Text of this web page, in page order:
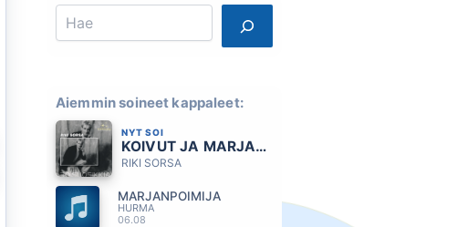
Search
Aiemmin soineet kappaleet:
NYT SOI
KOIVUT JA MARJAPENSAAT
RIKI SORSA
MARJANPOIMIJA
HURMA
06.08